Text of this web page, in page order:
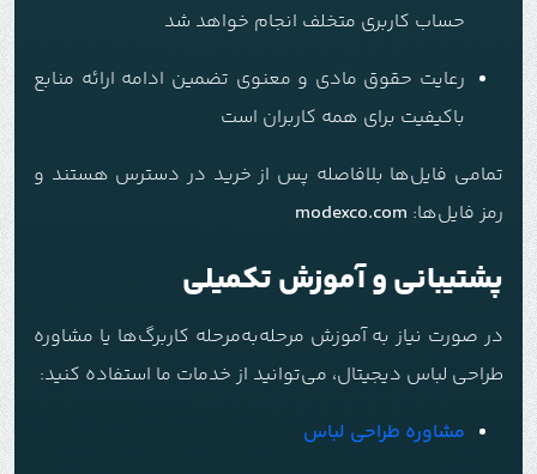
حساب کاربری متخلف انجام خواهد شد
رعایت حقوق مادی و معنوی تضمین ادامه ارائه منابع
باکیفیت برای همه کاربران است
تمامی فایل‌ها بلافاصله پس از خرید در دسترس هستند و
رمز فایل‌ها: modexco.com
پشتیبانی و آموزش تکمیلی
در صورت نیاز به آموزش مرحله‌به‌مرحله کاربرگ‌ها یا مشاوره
طراحی لباس دیجیتال، می‌توانید از خدمات ما استفاده کنید:
مشاوره طراحی لباس